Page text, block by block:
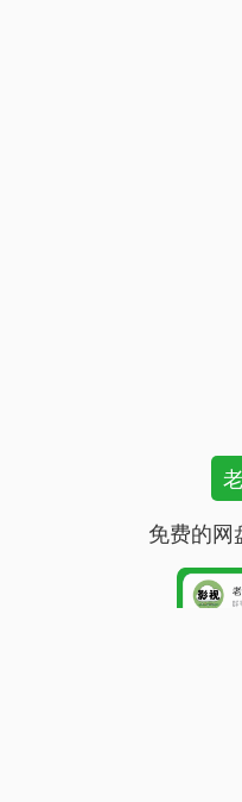
免费的网